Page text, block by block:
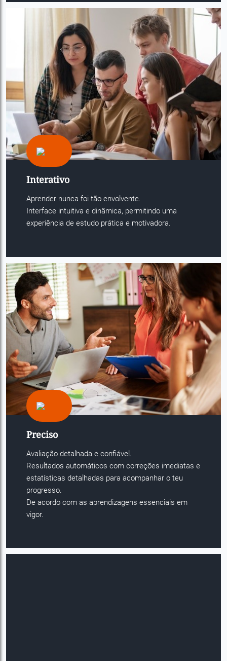
Interativo
Aprender nunca foi tão envolvente.
Interface intuitiva e dinâmica, permitindo uma
experiência de estudo prática e motivadora.
Preciso
Avaliação detalhada e confiável.
Resultados automáticos com correções imediatas e
estatísticas detalhadas para acompanhar o teu
progresso.
De acordo com as aprendizagens essenciais em
vigor.